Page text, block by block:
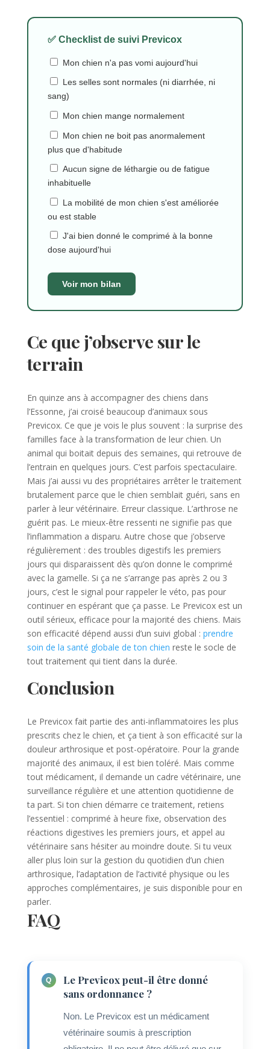
✅ Checklist de suivi Previcox
Mon chien n'a pas vomi aujourd'hui
Les selles sont normales (ni diarrhée, ni
sang)
Mon chien mange normalement
Mon chien ne boit pas anormalement
plus que d'habitude
Aucun signe de léthargie ou de fatigue
inhabituelle
La mobilité de mon chien s'est améliorée
ou est stable
J'ai bien donné le comprimé à la bonne
dose aujourd'hui
Voir mon bilan
Ce que j’observe sur le
terrain
En quinze ans à accompagner des chiens dans
l’Essonne, j’ai croisé beaucoup d’animaux sous
Previcox. Ce que je vois le plus souvent : la surprise des
familles face à la transformation de leur chien. Un
animal qui boitait depuis des semaines, qui retrouve de
l’entrain en quelques jours. C’est parfois spectaculaire.
Mais j’ai aussi vu des propriétaires arrêter le traitement
brutalement parce que le chien semblait guéri, sans en
parler à leur vétérinaire. Erreur classique. L’arthrose ne
guérit pas. Le mieux-être ressenti ne signifie pas que
l’inflammation a disparu. Autre chose que j’observe
régulièrement : des troubles digestifs les premiers
jours qui disparaissent dès qu’on donne le comprimé
avec la gamelle. Si ça ne s’arrange pas après 2 ou 3
jours, c’est le signal pour rappeler le véto, pas pour
continuer en espérant que ça passe. Le Previcox est un
outil sérieux, efficace pour la majorité des chiens. Mais
son efficacité dépend aussi d’un suivi global : prendre
soin de la santé globale de ton chien reste le socle de
tout traitement qui tient dans la durée.
Conclusion
Le Previcox fait partie des anti-inflammatoires les plus
prescrits chez le chien, et ça tient à son efficacité sur la
douleur arthrosique et post-opératoire. Pour la grande
majorité des animaux, il est bien toléré. Mais comme
tout médicament, il demande un cadre vétérinaire, une
surveillance régulière et une attention quotidienne de
ta part. Si ton chien démarre ce traitement, retiens
l’essentiel : comprimé à heure fixe, observation des
réactions digestives les premiers jours, et appel au
vétérinaire sans hésiter au moindre doute. Si tu veux
aller plus loin sur la gestion du quotidien d’un chien
arthrosique, l’adaptation de l’activité physique ou les
approches complémentaires, je suis disponible pour en
parler.
FAQ
Le Previcox peut-il être donné
sans ordonnance ?
Non. Le Previcox est un médicament
vétérinaire soumis à prescription